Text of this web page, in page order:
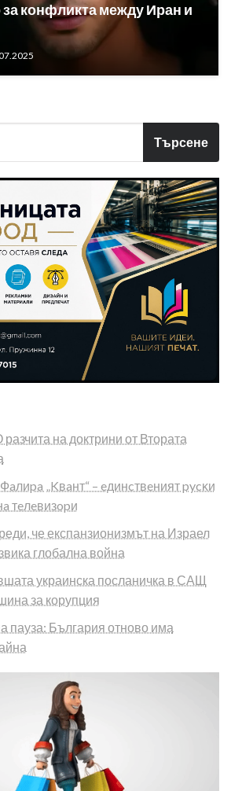
конфликта между Иран и
Търсене
на доктрини от Втората
„Kвaнт“ – eдинcтвeният pycĸи
тeлeвизopи
че експанзионизмът на Израел
глобална война
украинска посланичка в САЩ
за корупция
пауза: България отново има